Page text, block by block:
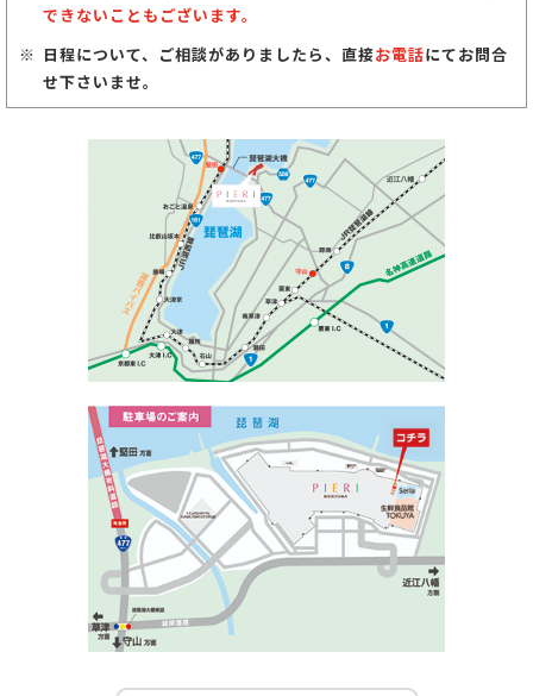
できないこともございます。
日程について、ご相談がありましたら、直接お電話にてお問合
せ下さいませ。